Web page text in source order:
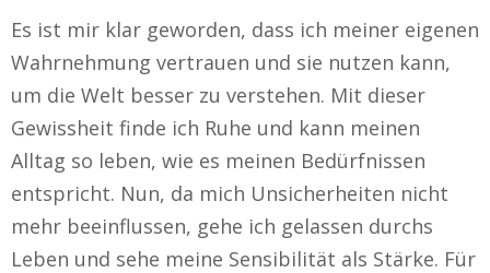
Es ist mir klar geworden, dass ich meiner eigenen
Wahrnehmung vertrauen und sie nutzen kann,
um die Welt besser zu verstehen. Mit dieser
Gewissheit finde ich Ruhe und kann meinen
Alltag so leben, wie es meinen Bedürfnissen
entspricht. Nun, da mich Unsicherheiten nicht
mehr beeinflussen, gehe ich gelassen durchs
Leben und sehe meine Sensibilität als Stärke. Für